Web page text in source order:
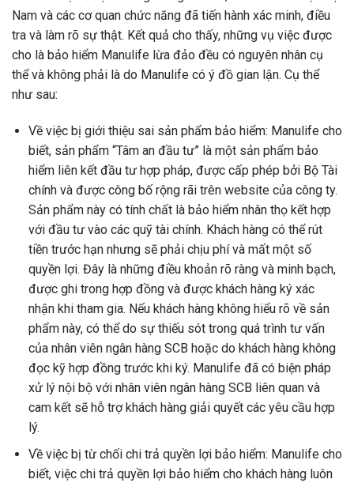
Nam và các cơ quan chức năng đã tiến hành xác minh, điều
tra và làm rõ sự thật. Kết quả cho thấy, những vụ việc được
cho là bảo hiểm Manulife lừa đảo đều có nguyên nhân cụ
thể và không phải là do Manulife có ý đồ gian lận. Cụ thể
như sau:
Về việc bị giới thiệu sai sản phẩm bảo hiểm: Manulife cho
biết, sản phẩm “Tâm an đầu tư” là một sản phẩm bảo
hiểm liên kết đầu tư hợp pháp, được cấp phép bởi Bộ Tài
chính và được công bố rộng rãi trên website của công ty.
Sản phẩm này có tính chất là bảo hiểm nhân thọ kết hợp
với đầu tư vào các quỹ tài chính. Khách hàng có thể rút
tiền trước hạn nhưng sẽ phải chịu phí và mất một số
quyền lợi. Đây là những điều khoản rõ ràng và minh bạch,
được ghi trong hợp đồng và được khách hàng ký xác
nhận khi tham gia. Nếu khách hàng không hiểu rõ về sản
phẩm này, có thể do sự thiếu sót trong quá trình tư vấn
của nhân viên ngân hàng SCB hoặc do khách hàng không
đọc kỹ hợp đồng trước khi ký. Manulife đã có biện pháp
xử lý nội bộ với nhân viên ngân hàng SCB liên quan và
cam kết sẽ hỗ trợ khách hàng giải quyết các yêu cầu hợp
lý.
Về việc bị từ chối chi trả quyền lợi bảo hiểm: Manulife cho
biết, việc chi trả quyền lợi bảo hiểm cho khách hàng luôn